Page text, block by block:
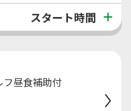
スタート時間
フ昼食補助付